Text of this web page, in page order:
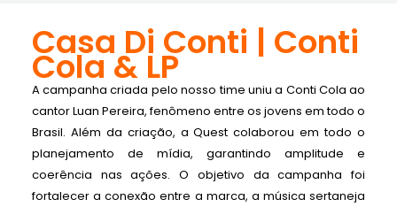
Casa Di Conti | Conti
Cola & LP
A campanha criada pelo nosso time uniu a Conti Cola ao
cantor Luan Pereira, fenômeno entre os jovens em todo o
Brasil. Além da criação, a Quest colaborou em todo o
planejamento de mídia, garantindo amplitude e
coerência nas ações. O objetivo da campanha foi
fortalecer a conexão entre a marca, a música sertaneja